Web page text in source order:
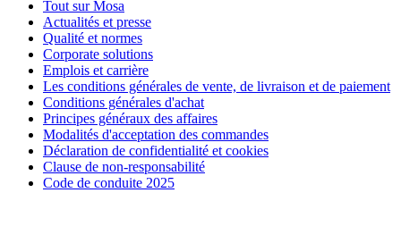
Tout sur Mosa
Actualités et presse
Qualité et normes
Corporate solutions
Emplois et carrière
Les conditions générales de vente, de livraison et de paiement
Conditions générales d'achat
Principes généraux des affaires
Modalités d'acceptation des commandes
Déclaration de confidentialité et cookies
Clause de non-responsabilité
Code de conduite 2025